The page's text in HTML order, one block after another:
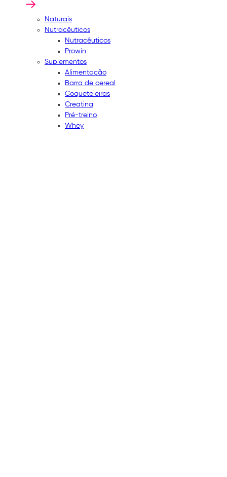
Naturais
Nutracêuticos
Nutracêuticos
Prowin
Suplementos
Alimentação
Barra de cereal
Coqueteleiras
Creatina
Pré-treino
Whey